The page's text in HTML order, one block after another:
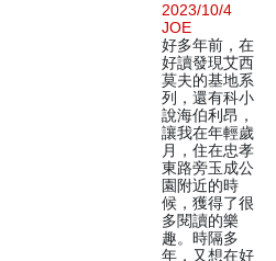
2023/10/4
JOE
好多年前，在
好讀發現艾西
莫夫的基地系
列，還有科小
說海伯利昂，
讓我在年輕歲
月，住在忠孝
東路旁玉成公
園附近的時
候，獲得了很
多閱讀的樂
趣。時隔多
年，又想在好